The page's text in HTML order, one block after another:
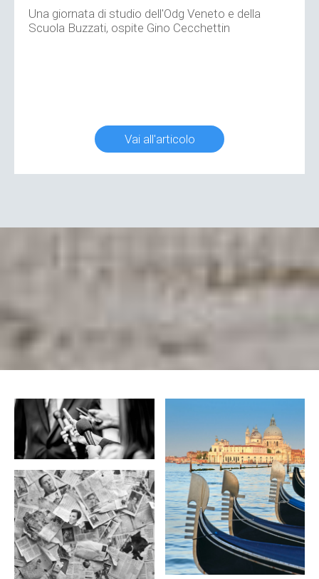
Una giornata di studio dell'Odg Veneto e della
Scuola Buzzati, ospite Gino Cecchettin
Vai all'articolo